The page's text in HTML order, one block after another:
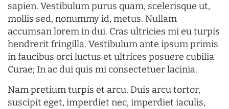
sapien. Vestibulum purus quam, scelerisque ut,
mollis sed, nonummy id, metus. Nullam
accumsan lorem in dui. Cras ultricies mi eu turpis
hendrerit fringilla. Vestibulum ante ipsum primis
in faucibus orci luctus et ultrices posuere cubilia
Curae; In ac dui quis mi consectetuer lacinia.
Nam pretium turpis et arcu. Duis arcu tortor,
suscipit eget, imperdiet nec, imperdiet iaculis,